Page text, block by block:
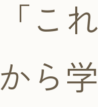
「これ
から学